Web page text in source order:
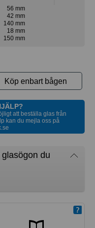
56 mm
42 mm
140 mm
18 mm
150 mm
Köp enbart bågen
att beställa glas från
kan du mejla oss på
du